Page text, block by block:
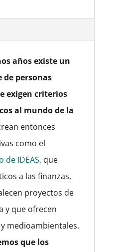
años existe un
de personas
exigen criterios
al mundo de la
entonces
como el
de IDEAS, que
a las finanzas,
proyectos de
y que ofrecen
medioambientales.
que los